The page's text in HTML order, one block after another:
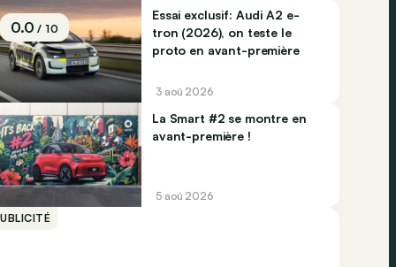
0.0/ 10
Essai exclusif: Audi A2 e-
tron (2026), on teste le
proto en avant-première
3 aoû 2026
La Smart #2 se montre en
avant-première !
5 aoû 2026